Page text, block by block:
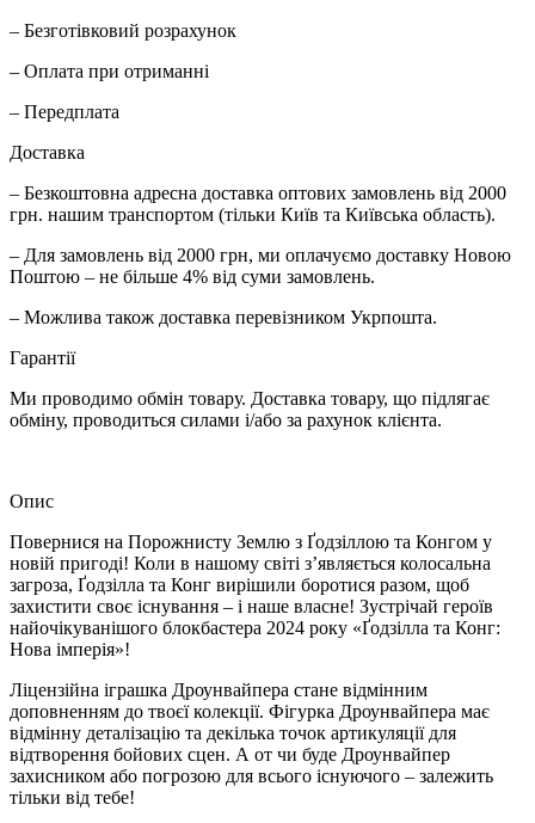
– Безготівковий розрахунок
– Оплата при отриманні
– Передплата
Доставка
– Безкоштовна адресна доставка оптових замовлень від 2000
грн. нашим транспортом (тільки Київ та Київська область).
– Для замовлень від 2000 грн, ми оплачуємо доставку Новою
Поштою – не більше 4% від суми замовлень.
– Можлива також доставка перевізником Укрпошта.
Гарантії
Ми проводимо обмін товару. Доставка товару, що підлягає
обміну, проводиться силами і/або за рахунок клієнта.
Опис
Повернися на Порожнисту Землю з Ґодзіллою та Конгом у
новій пригоді! Коли в нашому світі з’являється колосальна
загроза, Ґодзілла та Конг вирішили боротися разом, щоб
захистити своє існування – і наше власне! Зустрічай героїв
найочікуванішого блокбастера 2024 року «Ґодзілла та Конг:
Нова імперія»!
Ліцензійна іграшка Дроунвайпера стане відмінним
доповненням до твоєї колекції. Фігурка Дроунвайпера має
відмінну деталізацію та декілька точок артикуляції для
відтворення бойових сцен. А от чи буде Дроунвайпер
захисником або погрозою для всього існуючого – залежить
тільки від тебе!